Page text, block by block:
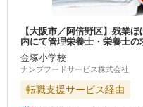
【大阪市／阿倍野区】残業
内にて管理栄養士・栄養士の
金塚小学校
ナンブフードサービス株式会社
転職支援サービス経由